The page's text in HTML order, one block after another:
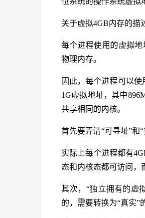
关于虚拟4GB内存的描
每个进程使用的虚拟
物理内存。
因此，每个进程可以
1G虚拟地址，其中
共享相同的内核。
首先要弄清“可寻址”和“
实际上每个进程都有
态和内核态都可访问，
其次，“独立拥有的虚
的，需要转换为“真实”